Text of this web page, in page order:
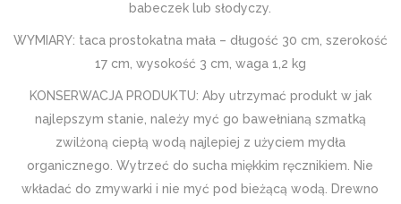
babeczek lub słodyczy.
WYMIARY: taca prostokatna mała – długość 30 cm, szerokość
17 cm, wysokość 3 cm, waga 1,2 kg
KONSERWACJA PRODUKTU: Aby utrzymać produkt w jak
najlepszym stanie, należy myć go bawełnianą szmatką
zwilżoną ciepłą wodą najlepiej z użyciem mydła
organicznego. Wytrzeć do sucha miękkim ręcznikiem. Nie
wkładać do zmywarki i nie myć pod bieżącą wodą. Drewno